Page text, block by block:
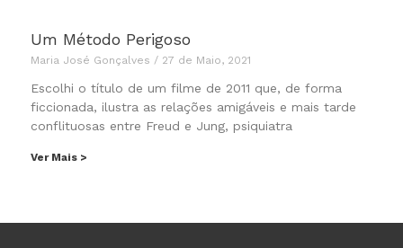
Um Método Perigoso
Maria José Gonçalves 27 de Maio, 2021
Escolhi o título de um filme de 2011 que, de forma
ficcionada, ilustra as relações amigáveis e mais tarde
conflituosas entre Freud e Jung, psiquiatra
Ver Mais >